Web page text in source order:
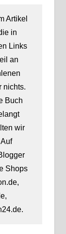
Artikel
in
Links
an
nichts.
Buch
wir
Shops